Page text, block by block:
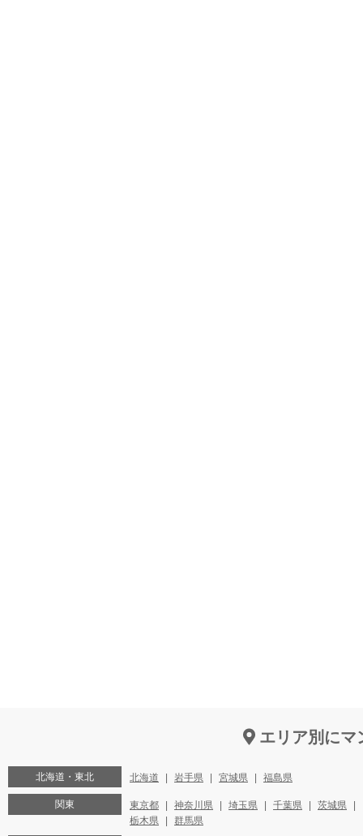
エリア別にマ
北海道・東北 北海道 岩手県 宮城県 福島県
関東 東京都 神奈川県 埼玉県 千葉県
茨城県
栃木県
群馬県